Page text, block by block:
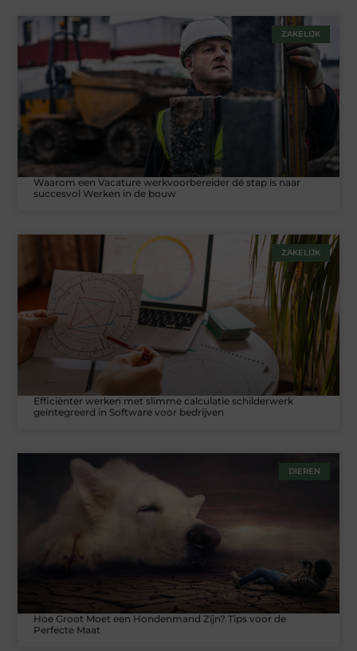
ZAKELIJK
Waarom een Vacature werkvoorbereider dé stap is naar
succesvol Werken in de bouw
ZAKELIJK
Efficiënter werken met slimme calculatie schilderwerk
geïntegreerd in Software voor bedrijven
DIEREN
Hoe Groot Moet een Hondenmand Zijn? Tips voor de
Perfecte Maat